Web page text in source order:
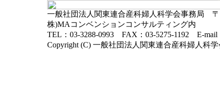
一般社団法人関東連合産科婦人科学会事務局 〒
株)MAコンベンションコンサルティング内
TEL：03-3288-0993 FAX：03-5275-1192 E-mail
Copyright (C) 一般社団法人関東連合産科婦人科